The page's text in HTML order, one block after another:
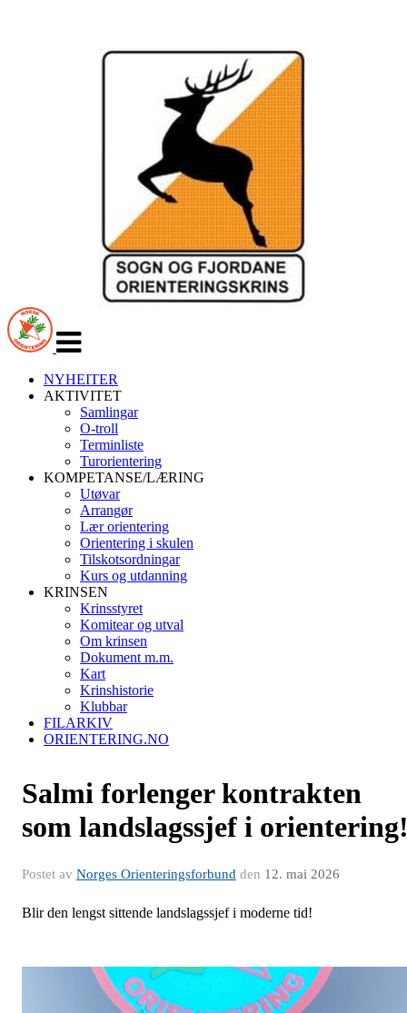
navigasjon
NYHEITER
AKTIVITET
Samlingar
O-troll
Terminliste
Turorientering
KOMPETANSE/LÆRING
Utøvar
Arrangør
Lær orientering
Orientering i skulen
Tilskotsordningar
Kurs og utdanning
KRINSEN
Krinsstyret
Komitear og utval
Om krinsen
Dokument m.m.
Kart
Krinshistorie
Klubbar
FILARKIV
ORIENTERING.NO
Salmi forlenger kontrakten
som landslagssjef i
Postet av Norges Orienteringsforbund den 12. mai 2026
Blir den lengst sittende landslagssjef i moderne tid!